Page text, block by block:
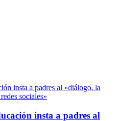
insta a padres al